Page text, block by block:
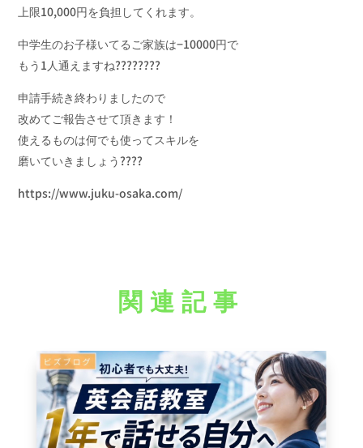
上限10,000円を負担してくれます。
中学生のお子様いてるご家族は−10000円で
もう1人通えますね????????
申請手続き終わりましたので
改めてご報告させて頂きます！
使えるものは何でも使ってスキルを
磨いていきましょう????
https://www.juku-osaka.com/
関連記事